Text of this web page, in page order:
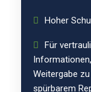
Hoher
Für
Weitergabe
spürbarem